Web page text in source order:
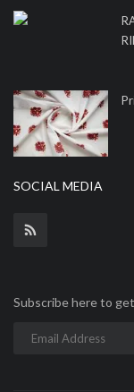
SOCIAL MEDIA
Subscribe here to